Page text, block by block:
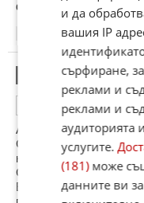
френски, щатски и
07.02.2013
kkk5
ОТГОВОР
А какво е казал шефа
Само през трупа
немците да си оправят
Сеат нали се
Е май и да имаш пари
и да
вашия IP
сърфиране,
реклами и
реклами и
аудиторията
услугите.
(181)може
данните ви